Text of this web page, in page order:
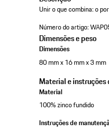
Unir o que combina: o
Número do artigo:
Dimensões e peso
Dimensões
80 mm x 16 mm x 3 mm
Material e instruções
Material
100% zinco fundido
Instruções de